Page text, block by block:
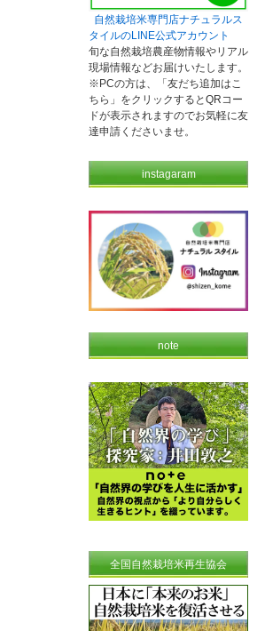
自然栽培米専門店ナチュラルス
タイルのLINE公式アカウント
旬な自然栽培農産物情報やリアル
現場情報などお届けいたします。
※PCの方は、「友だち追加はこ
ちら」をクリックするとQRコー
ドが表示されますのでお気軽に友
達申請くださいませ。
instagaram
note
全国自然栽培米再生協会